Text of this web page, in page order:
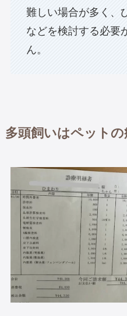
難しい場合が多く、
などを検討する必要
ん。
多頭飼いはペット